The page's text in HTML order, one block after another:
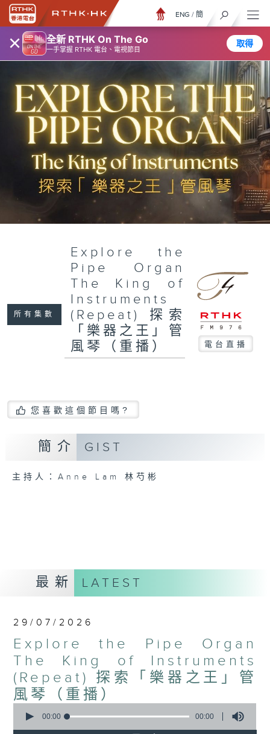
× 全新 RTHK On The Go
一手掌握 RTHK 電台、電視節目
取得
ENG / 簡
所有集數
Explore the
Pipe Organ
The King of
Instruments
(Repeat) 探索
「樂器之王」管
風琴（重播）
電台直播
您喜歡這個節目嗎?
簡介 GIST
主持人：Anne Lam 林芍彬
最新 LATEST
29/07/2026
Explore the Pipe Organ
The King of Instruments
(Repeat) 探索「樂器之王」管
風琴（重播）
seconds
00:00 00:00